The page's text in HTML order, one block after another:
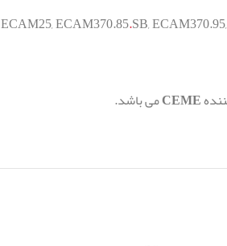
ECAM25,ECAM370.85.SB,ECAM370.95,
CEMEمی باشد.